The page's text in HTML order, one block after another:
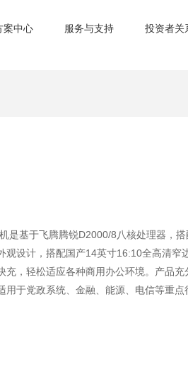
案中心 服务与支持 投资者关
是基于飞腾腾锐D2000/8八核处理器，
观设计，搭配国产14英寸16:10全高清
充，轻松适应各种商用办公环境。产品
用于党政系统、金融、能源、电信等重点